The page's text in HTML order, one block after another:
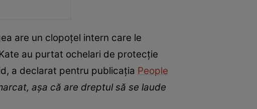
are un clopoțel intern care le
au purtat ochelari de protecție
a declarat pentru publicația People
așa că are dreptul să se laude